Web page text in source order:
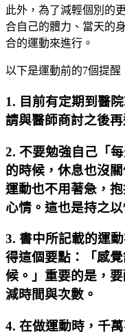
此外，為了減輕個別的
合自己的體力、當天的
合的運動來進行。
以下是運動前的7個提醒
1. 目前有定期到醫
請與醫師商討之後再
2. 不要勉強自己「
的時候，休息也沒
運動也不用著急，
心情。這也是持之以
3. 書中所記載的運
得這個要點：「感
候。」重要的是，
減時間與次數。
4. 在做運動時，千